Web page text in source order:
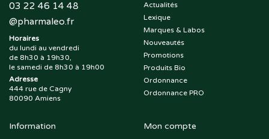
03 22 46 14 48
@pharmaleo.fr
Horaires
du lundi au vendredi
de 8h30 à 19h30,
le samedi de 8h30 à 19h00
Adresse
444 rue de Cagny
80090 Amiens
Actualités
Lexique
Marques & Labos
Nouveautés
Promotions
Produits Bio
Ordonnance
Ordonnance PRO
Information Mon compte